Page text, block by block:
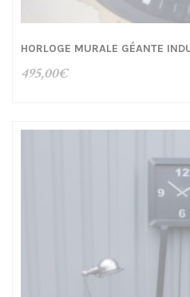
HORLOGE MURALE GÉANTE
495,00€